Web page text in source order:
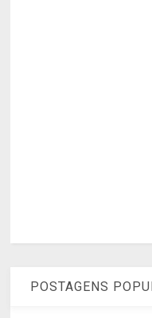
POSTAGENS